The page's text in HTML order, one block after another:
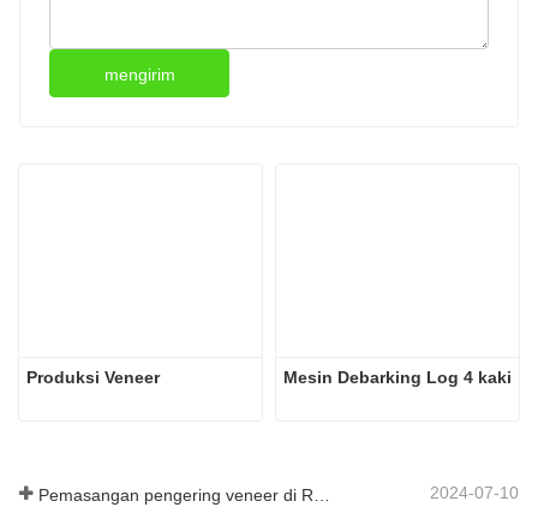
mengirim
Produksi Veneer Mesin Debarking Log 4 kaki
2024-07-10